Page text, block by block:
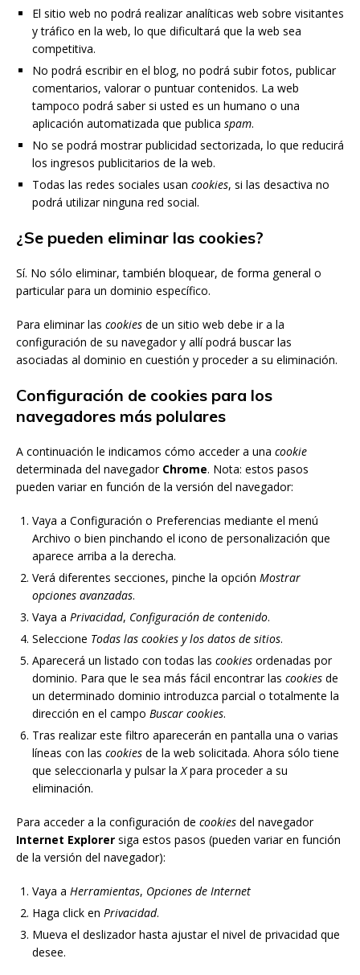
El sitio web no podrá realizar analíticas web sobre visitantes
y tráfico en la web, lo que dificultará que la web sea
competitiva.
No podrá escribir en el blog, no podrá subir fotos, publicar
comentarios, valorar o puntuar contenidos. La web
tampoco podrá saber si usted es un humano o una
aplicación automatizada que publica spam.
No se podrá mostrar publicidad sectorizada, lo que reducirá
los ingresos publicitarios de la web.
Todas las redes sociales usan cookies, si las desactiva no
podrá utilizar ninguna red social.
¿Se pueden eliminar las cookies?
Sí. No sólo eliminar, también bloquear, de forma general o
particular para un dominio específico.
Para eliminar las cookies de un sitio web debe ir a la
configuración de su navegador y allí podrá buscar las
asociadas al dominio en cuestión y proceder a su eliminación.
Configuración de cookies para los
navegadores más polulares
A continuación le indicamos cómo acceder a una cookie
determinada del navegador Chrome. Nota: estos pasos
pueden variar en función de la versión del navegador:
Vaya a Configuración o Preferencias mediante el menú
Archivo o bien pinchando el icono de personalización que
aparece arriba a la derecha.
Verá diferentes secciones, pinche la opción Mostrar
opciones avanzadas.
Vaya a Privacidad, Configuración de contenido.
Seleccione Todas las cookies y los datos de sitios.
Aparecerá un listado con todas las cookies ordenadas por
dominio. Para que le sea más fácil encontrar las cookies de
un determinado dominio introduzca parcial o totalmente la
dirección en el campo Buscar cookies.
Tras realizar este filtro aparecerán en pantalla una o varias
líneas con las cookies de la web solicitada. Ahora sólo tiene
que seleccionarla y pulsar laXpara proceder a su
eliminación.
Para acceder a la configuración de cookies del navegador
Internet Explorer siga estos pasos (pueden variar en función
de la versión del navegador):
Vaya a Herramientas, Opciones de Internet
Haga click en Privacidad.
Mueva el deslizador hasta ajustar el nivel de privacidad que
desee.